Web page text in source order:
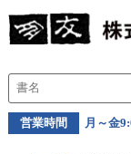
営業時間 月～金